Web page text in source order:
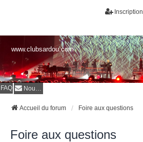
Inscription
www.clubsardou.com
FAQ Nous contacter
Accueil du forum Foire aux questions
Foire aux questions